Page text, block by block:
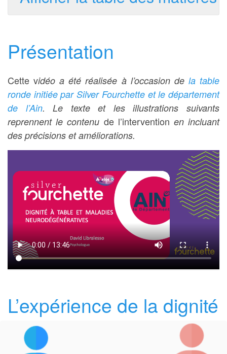
Présentation
Cette vidéo a été réalisée à l’occasion dela table
ronde initiée par Silver Fourchette et le département
de l’Ain. Le texte et les illustrations suivants
reprennent le contenu de l’intervention en incluant
des précisions et améliorations.
L’expérience de la dignité